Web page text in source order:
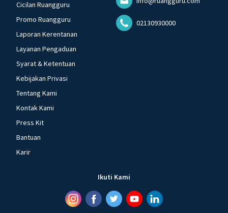
Cicilan Ruangguru
Promo Ruangguru
Laporan Kerentanan
Layanan Pengaduan
Syarat & Ketentuan
Kebijakan Privasi
Tentang Kami
Kontak Kami
Press Kit
Bantuan
Karir
02130930000
Ikuti Kami